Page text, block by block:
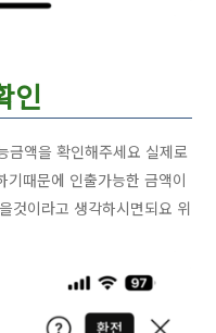
인
금액을 확인해주세요 실제로
때문에 인출가능한 금액이
것이라고 생각하시면되요 위